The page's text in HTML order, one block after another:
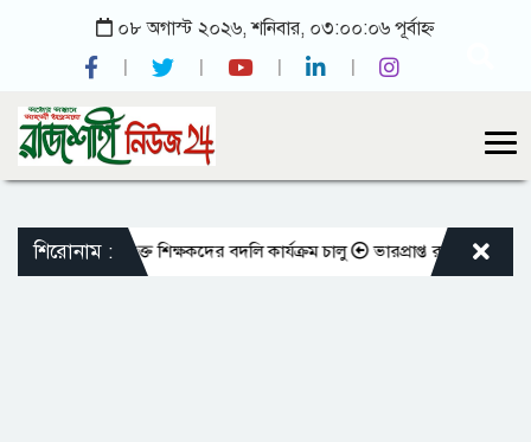
০৮ অগাস্ট ২০২৬, শনিবার, ০৩:০০:০৬ পূর্বাহ্ন
শিরোনাম :
এমপিওভুক্ত শিক্ষকদের বদলি কার্যক্রম চালু ভারপ্রাপ্ত রাষ্ট্রপতিকে